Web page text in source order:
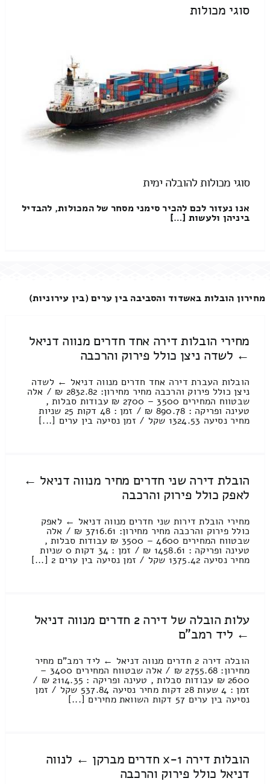
סוגי מכולות
סוגי מכולות להובלה ימית
אנו נעזור לכם להכיר סימני מסחר של המכולות, להבדיל
ביניהן ולעשות […]
מחירון הובלות באשדוד והסביבה בין ערים (בין עירוניות)
מחירי הובלות דירה אחד חדרים מנווה דניאל
← לשדה ניצן כולל פירוק והרכבה
הובלות העברת דירה אחד חדרים מנווה דניאל ← לשדה
ניצן כולל פירוק והרכבה מחיר מחירון: 2832.82 ₪ / אלה
שבטווח המחירים 3500 – 2700 ₪ עבודות סבלות ,
טעינה ופריקה : 890.78 ₪ / זמן : 48 דקות 25 שניות
מחיר נסיעה 1324.53 שקל / זמן נסיעה בין ערים [...]
הובלת דירה שני חדרים מחיר מנווה דניאל ←
לאפק כולל פירוק והרכבה
מחירי הובלת דירות שני חדרים מנווה דניאל ← לאפק
כולל פירוק והרכבה מחיר מחירון: 3716.61 ₪ / אלה
שבטווח המחירים 4600 – 3500 ₪ עבודות סבלות ,
טעינה ופריקה : 1458.61 ₪ / זמן : 34 דקות 0 שניות
מחיר נסיעה 1375.42 שקל / זמן נסיעה בין ערים 2 [...]
עלות הובלה של דירה 2 חדרים מנווה דניאל
← ליד רמב"ם
הובלה דירה 2 חדרים מנווה דניאל ← ליד רמב"ם מחיר
מחירון: 2755.68 ₪ / אלה שבטווח המחירים 3400 –
2600 ₪ עבודות סבלות , טעינה ופריקה : 2114.35 ₪ /
זמן : 4 שעות 28 דקות מחיר נסיעה 537.84 שקל / זמן
נסיעה בין ערים 57 דקות השוואת מחירים [...]
הובלות דירה 1-x חדרים מברקן ← לנווה
דניאל כולל פירוק והרכבה